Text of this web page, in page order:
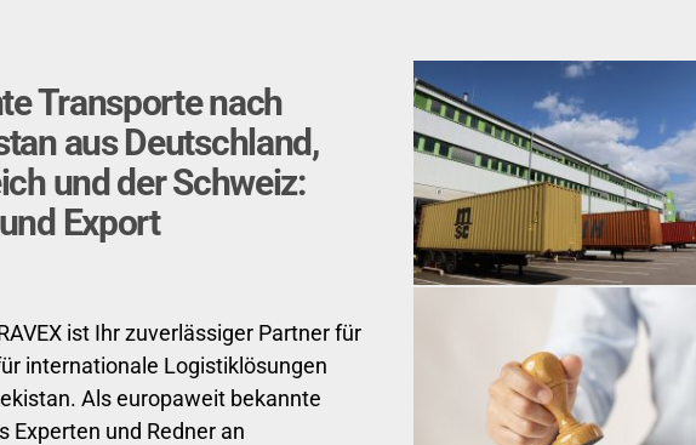
Transporte nach
aus Deutschland,
und der Schweiz:
Export
ist Ihr zuverlässiger Partner für
internationale Logistiklösungen
Als europaweit bekannte
und Redner an